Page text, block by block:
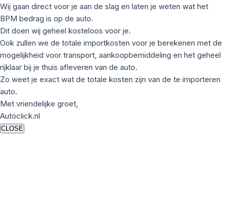
Wij gaan direct voor je aan de slag en laten je weten wat het
BPM bedrag is op de auto.
Dit doen wij geheel kosteloos voor je.
Ook zullen we de totale importkosten voor je berekenen met de
mogelijkheid voor transport, aankoopbemiddeling en het geheel
rijklaar bij je thuis afleveren van de auto.
Zo weet je exact wat de totale kosten zijn van de te importeren
auto.
Met vriendelijke groet,
Autoclick.nl
CLOSE